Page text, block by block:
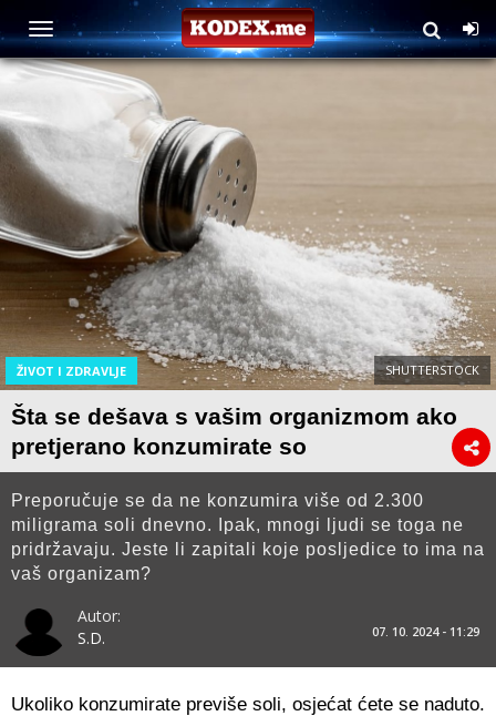
ŽIVOT I ZDRAVLJE SHUTTERSTOCK
Šta se dešava s vašim organizmom ako
pretjerano konzumirate so
Preporučuje se da ne konzumira više od 2.300
miligrama soli dnevno. Ipak, mnogi ljudi se toga ne
pridržavaju. Jeste li zapitali koje posljedice to ima na
vaš organizam?
Autor:
S.D.
07. 10. 2024 - 11:29
Ukoliko konzumirate previše soli, osjećat ćete se naduto.